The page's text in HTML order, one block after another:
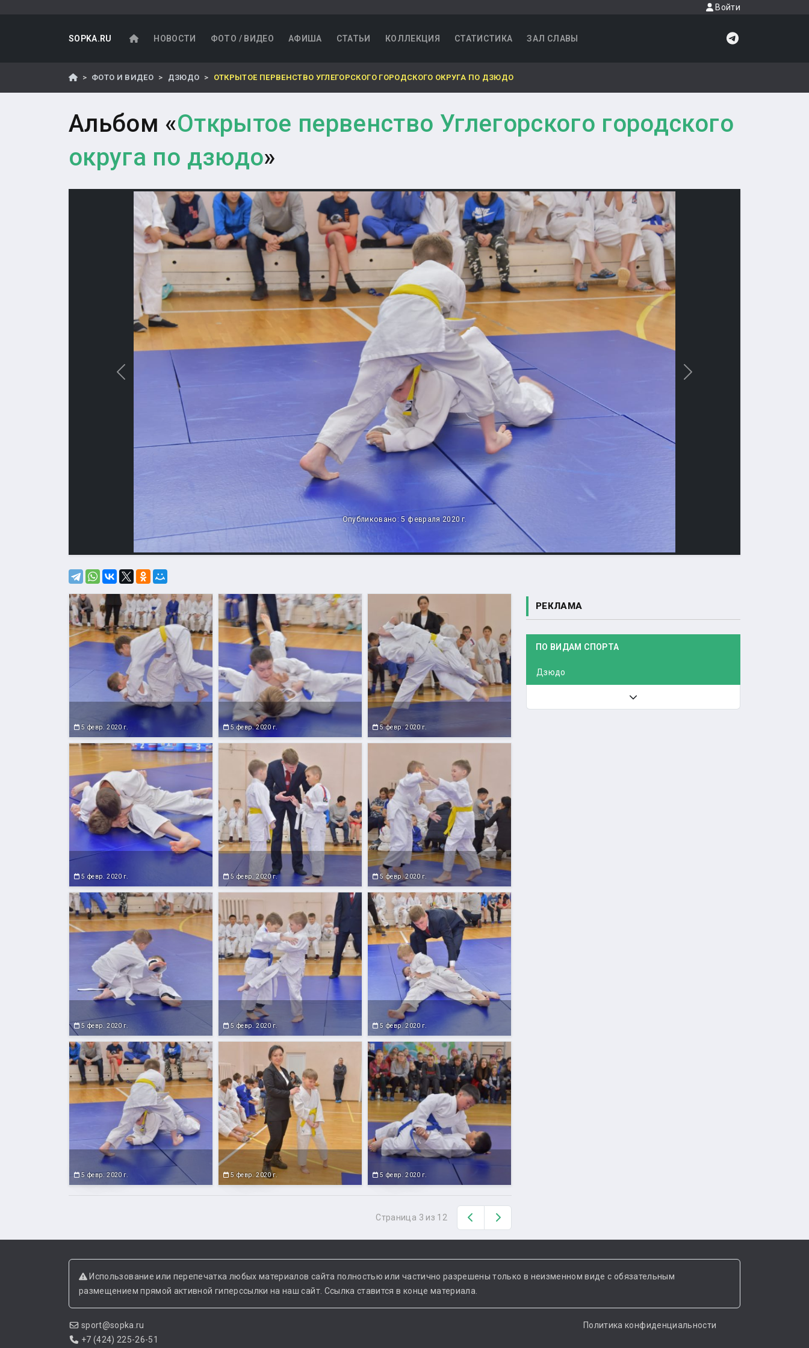
Войти
SOPKA.RU НОВОСТИ ФОТО / ВИДЕО АФИША СТАТЬИ КОЛЛЕКЦИЯ СТАТИСТИКА ЗАЛ СЛАВЫ
ФОТО И ВИДЕО ДЗЮДО ОТКРЫТОЕ ПЕРВЕНСТВО УГЛЕГОРСКОГО ГОРОДСКОГО ОКРУГА ПО ДЗЮДО
Альбом «Открытое первенство Углегорского городского
округа по дзюдо»
Опубликовано: 5 февраля 2020 г.
Назад Вперед
5 февр. 2020 г. 5 февр. 2020 г. 5 февр. 2020 г.
5 февр. 2020 г. 5 февр. 2020 г. 5 февр. 2020 г.
5 февр. 2020 г. 5 февр. 2020 г. 5 февр. 2020 г.
5 февр. 2020 г. 5 февр. 2020 г. 5 февр. 2020 г.
Страница 3 из 12 Назад
РЕКЛАМА
ПО ВИДАМ СПОРТА
Дзюдо
Использование или перепечатка любых материалов сайта полностью или частично разрешены только в неизменном виде с обязательным
размещением прямой активной гиперссылки на наш сайт. Ссылка ставится в конце материала.
sport@sopka.ru
+7 (424) 225-26-51
Политика конфиденциальности